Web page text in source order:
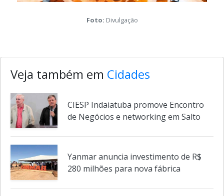
Foto:Divulgação
Veja também emCidades
de Negócios e networking em Salto